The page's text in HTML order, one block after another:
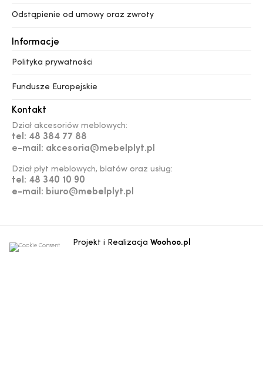
Odstąpienie od umowy oraz zwroty
Informacje
Polityka prywatności
Fundusze Europejskie
Kontakt
Dział akcesoriów meblowych:
tel: 48 384 77 88
e-mail: akcesoria@mebelplyt.pl
Dział płyt meblowych, blatów oraz usług:
tel: 48 340 10 90
e-mail: biuro@mebelplyt.pl
Projekt i Realizacja Woohoo.pl